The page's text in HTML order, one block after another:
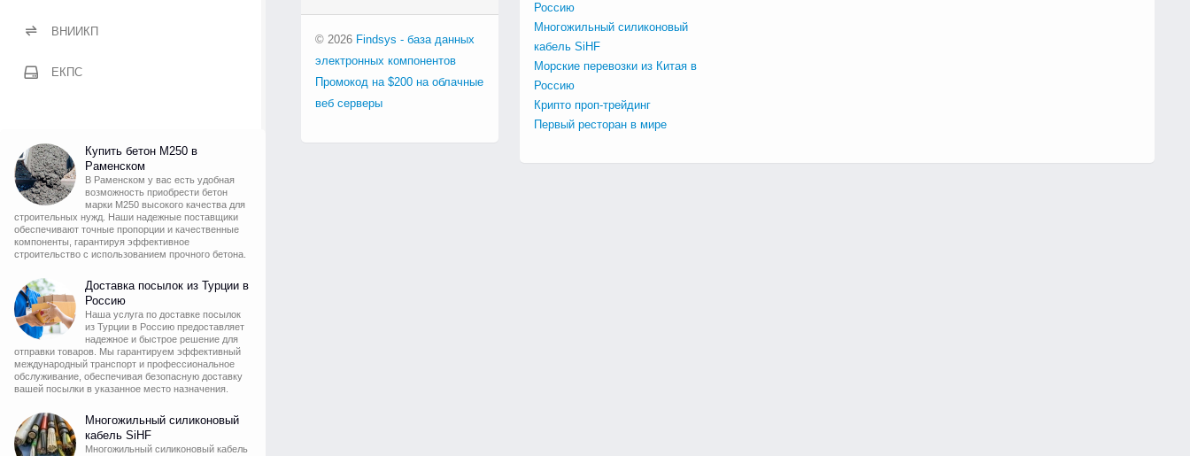
ВНИИКП
ЕКПС
Купить бетон М250 в
Раменском
В Раменском у вас есть удобная
возможность приобрести бетон
марки М250 высокого качества для
строительных нужд. Наши надежные поставщики
обеспечивают точные пропорции и качественные
компоненты, гарантируя эффективное
строительство с использованием прочного бетона.
Доставка посылок из Турции в
Россию
Наша услуга по доставке посылок
из Турции в Россию предоставляет
надежное и быстрое решение для
отправки товаров. Мы гарантируем эффективный
международный транспорт и профессиональное
обслуживание, обеспечивая безопасную доставку
вашей посылки в указанное место назначения.
Многожильный силиконовый
кабель SiHF
Многожильный силиконовый кабель
© 2026 Findsys - база данных
электронных компонентов
Промокод на $200 на облачные
веб серверы
Россию
Многожильный силиконовый
кабель SiHF
Морские перевозки из Китая в
Россию
Крипто проп-трейдинг
Первый ресторан в мире